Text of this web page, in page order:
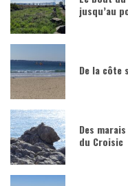
jusqu’au
De la côte
Des
du Croisic